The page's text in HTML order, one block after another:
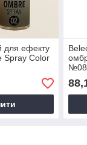
для ефекту
Spray Color